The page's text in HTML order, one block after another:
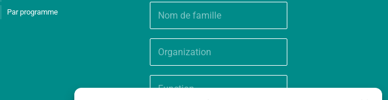
Par programme